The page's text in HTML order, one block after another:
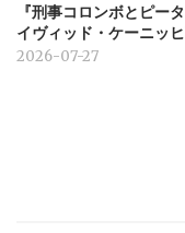
『刑事コロンボとピー
イヴィッド・ケーニッ
2026-07-27